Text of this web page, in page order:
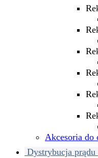
Akcesoria do
Dystrybucja prądu